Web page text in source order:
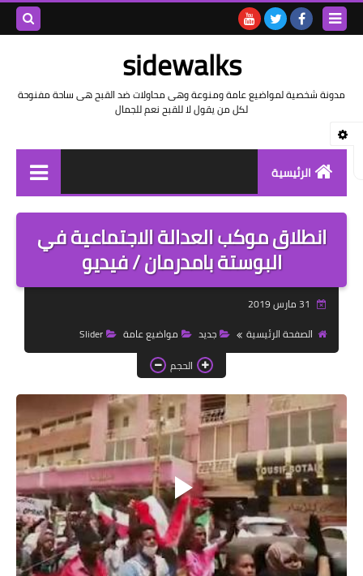
sidewalks
مدونة شخصية لمواضيع عامة ومنوعة وهى محاولات ضد القبح هى ساحة مفنوحة
لكل من يقول لا للقبح نعم للجمال
الرئيسية
توثيق وتاريخ
بيانات
تقارير
خواطر بالفصحى
خواطر قصصية
صور
علوم وبحوث
فيديو
مجرد راى
منوعات
انطلاق موكب العدالة الاجتماعية في
البوستة بامدرمان / فيديو
الصفحة الرئيسية
جديد مواضيع عامة
Slider
الحجم